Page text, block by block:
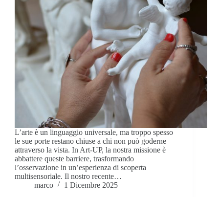
L’arte è un linguaggio universale, ma troppo spesso
le sue porte restano chiuse a chi non può goderne
attraverso la vista. In Art-UP, la nostra missione è
abbattere queste barriere, trasformando
l’osservazione in un’esperienza di scoperta
multisensoriale. Il nostro recente…
marco
1 Dicembre 2025